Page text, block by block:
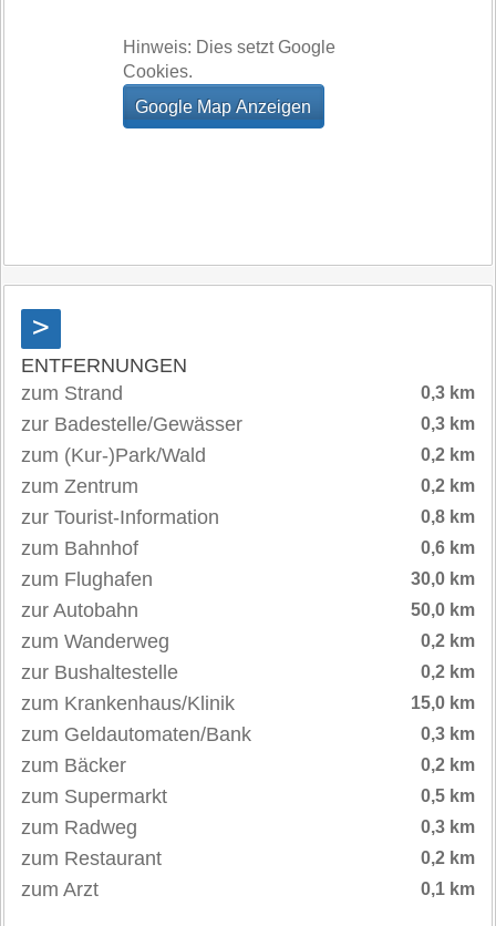
Hinweis: Dies setzt Google
Cookies.
>
ENTFERNUNGEN
zum Strand
0,3 km
zur Badestelle/Gewässer 0,3 km
zum (Kur-)Park/Wald 0,2 km
zum Zentrum 0,2 km
zur Tourist-Information 0,8 km
zum Bahnhof 0,6 km
zum Flughafen 30,0 km
zur Autobahn 50,0 km
zum Wanderweg 0,2 km
zur Bushaltestelle 0,2 km
zum Krankenhaus/Klinik 15,0 km
zum Geldautomaten/Bank 0,3 km
zum Bäcker 0,2 km
zum Supermarkt 0,5 km
zum Radweg 0,3 km
zum Restaurant 0,2 km
zum Arzt 0,1 km